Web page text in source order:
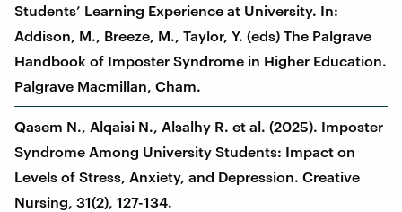
Students’ Learning Experience at University. In:
Addison, M., Breeze, M., Taylor, Y. (eds) The Palgrave
Handbook of Imposter Syndrome in Higher Education.
Palgrave Macmillan, Cham.
Qasem N., Alqaisi N., Alsalhy R. et al. (2025). Imposter
Syndrome Among University Students: Impact on
Levels of Stress, Anxiety, and Depression. Creative
Nursing, 31(2), 127-134.